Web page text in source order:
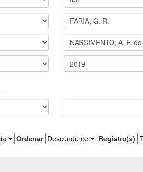
Ordenar Registro(s)